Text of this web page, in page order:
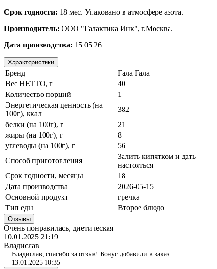
Срок годности: 18 мес. Упаковано в атмосфере азота.
Производитель: ООО "Галактика Инк", г.Москва.
Дата производства: 15.05.26.
Характеристики
Бренд
Гала Гала
Вес НЕТТО, г
40
Количество порций
1
Энергетическая ценность (на
100г), ккал
382
белки (на 100г), г
21
жиры (на 100г), г
8
углеводы (на 100г), г
56
Способ приготовления
Залить кипятком и дать
настояться
Срок годности, месяцы
18
Дата производства
2026-05-15
Основной продукт
гречка
Тип еды
Второе блюдо
Отзывы
Очень понравилась, диетическая
10.01.2025 21:19
Владислав
Владислав, спасибо за отзыв! Бонус добавили в заказ.
13.01.2025 10:35